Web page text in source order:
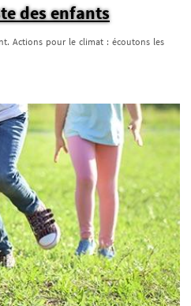
des enfants
Actions pour le climat : écoutons les